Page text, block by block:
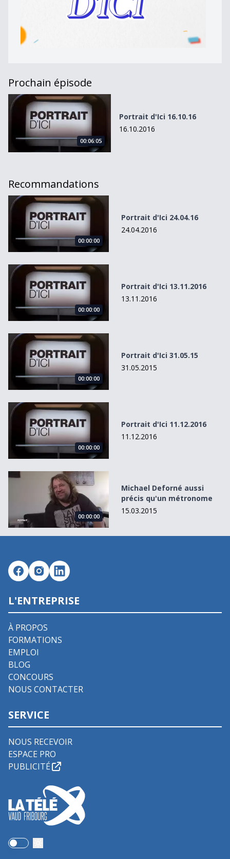
Prochain épisode
Portrait d&#039;Ici 16.10.16
00:06:05
Portrait d'Ici 16.10.16
16.10.2016
Recommandations
Portrait d&#039;Ici 24.04.16
00:00:00
Portrait d'Ici 24.04.16
24.04.2016
Portrait d&#039;Ici 13.11.2016
00:00:00
Portrait d'Ici 13.11.2016
13.11.2016
Portrait d&#039;Ici 31.05.15
00:00:00
Portrait d'Ici 31.05.15
31.05.2015
Portrait d&#039;Ici 11.12.2016
00:00:00
Portrait d'Ici 11.12.2016
11.12.2016
Michael Deforné aussi précis qu&#039;un métronome
00:00:00
Michael Deforné aussi
précis qu'un métronome
15.03.2015
L'ENTREPRISE
À PROPOS
FORMATIONS
EMPLOI
BLOG
CONCOURS
NOUS CONTACTER
SERVICE
NOUS RECEVOIR
ESPACE PRO
PUBLICITÉ
Use setting